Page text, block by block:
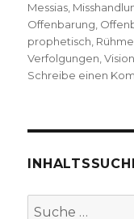
Messias
Offenbarung
prophetisch
Verfolgungen ,
Schreibe einen
Suche